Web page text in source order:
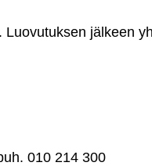
jälkeen
010 214 300